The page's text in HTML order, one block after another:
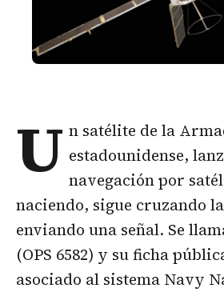
U n satélite de la
estadounidense,
navegación por
naciendo, sigue cruzando
enviando una señal. Se
(OPS 6582) y su ficha
asociado al sistema Navy